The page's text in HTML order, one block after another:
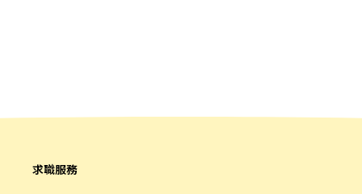
約 $2,129起 📝 文書人員同步招募（除楊梅倉外） ✔️ 日班／晚班 ✔️
／禮品 🔥 有面試，基本上錄取率超高！ 📲 立即報名：姓名＋電話
元，剩下月結
求職服務